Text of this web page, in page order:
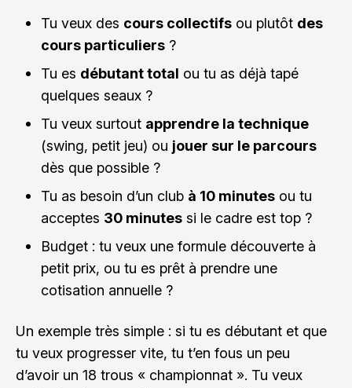
Tu veux des cours collectifs ou plutôt des
cours particuliers ?
Tu es débutant total ou tu as déjà tapé
quelques seaux ?
Tu veux surtout apprendre la technique
(swing, petit jeu) ou jouer sur le parcours
dès que possible ?
Tu as besoin d’un club à 10 minutes ou tu
acceptes 30 minutes si le cadre est top ?
Budget : tu veux une formule découverte à
petit prix, ou tu es prêt à prendre une
cotisation annuelle ?
Un exemple très simple : si tu es débutant et que
tu veux progresser vite, tu t’en fous un peu
d’avoir un 18 trous « championnat ». Tu veux